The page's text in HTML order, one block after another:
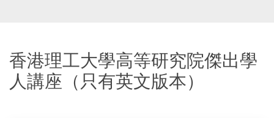
香港理工大學高等研究院傑出學
人講座（只有英文版本）